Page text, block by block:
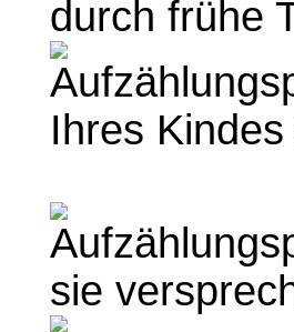
durch frühe
Ihres
sie